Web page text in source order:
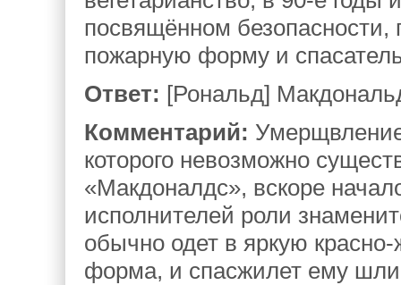
посвящённом безопасности,
пожарную форму и
Ответ: [Рональд]
Комментарий:
которого невозможно
«Макдоналдс», вскоре
исполнителей роли
обычно одет в яркую
форма, и спасжилет ему